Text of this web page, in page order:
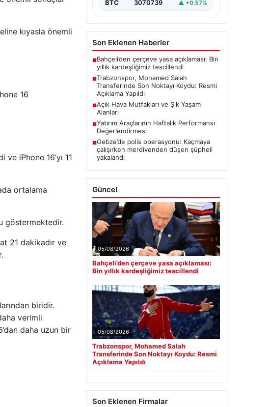
kıyasla önemli
16
iPhone 16’yı 11
ortalama
göstermektedir.
21 dakikadır ve
biridir.
verimli
daha uzun bir
BTC 3070739 ▲ +0.57%
Son Eklenen Haberler
■Bahçeli’den çerçeve yasa açıklaması: Bin
yıllık kardeşliğimiz tescillendi
■Trabzonspor, Mohamed Salah
Transferinde Son Noktayı Koydu: Resmi
Açıklama Yapıldı
■Açık Hava Mutfakları ve Şık Yaşam
Alanları
■Yatırım Araçlarının Haftalık Performansı
Değerlendirmesi
■Gebze’de polis operasyonu: Kaçmaya
çalışırken merdivenden düşen şüpheli
yakalandı
Güncel
05/08/2026
Bahçeli’den çerçeve yasa açıklaması:
Bin yıllık kardeşliğimiz tescillendi
05/08/2026
Trabzonspor, Mohamed Salah
Transferinde Son Noktayı Koydu: Resmi
Açıklama Yapıldı
Son Eklenen Firmalar